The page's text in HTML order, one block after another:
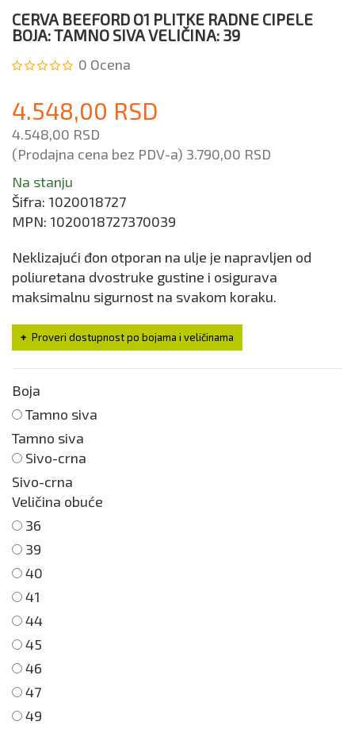
CERVA BEEFORD O1 PLITKE RADNE CIPELE
BOJA: TAMNO SIVA VELIČINA: 39
0 Ocena
4.548,00 RSD
4.548,00 RSD
(Prodajna cena bez PDV-a) 3.790,00 RSD
Na stanju
Šifra: 1020018727
MPN: 1020018727370039
Neklizajući đon otporan na ulje je napravljen od
poliuretana dvostruke gustine i osigurava
maksimalnu sigurnost na svakom koraku.
Proveri dostupnost po bojama i veličinama
Boja
Tamno siva
Tamno siva
Sivo-crna
Sivo-crna
Veličina obuće
36
39
40
41
44
45
46
47
49